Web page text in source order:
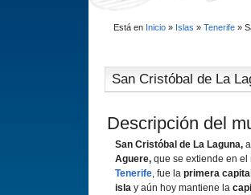
Está en Inicio» Islas » Tenerife»
San Cristóbal de La
Descripción del
San Cristóbal de La Laguna,
Aguere, que se extiende en el
Tenerife, fue la primera
isla y aún hoy mantiene la